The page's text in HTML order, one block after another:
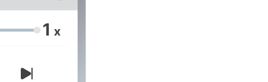
life,
All
Champ of
Daes!
1 x